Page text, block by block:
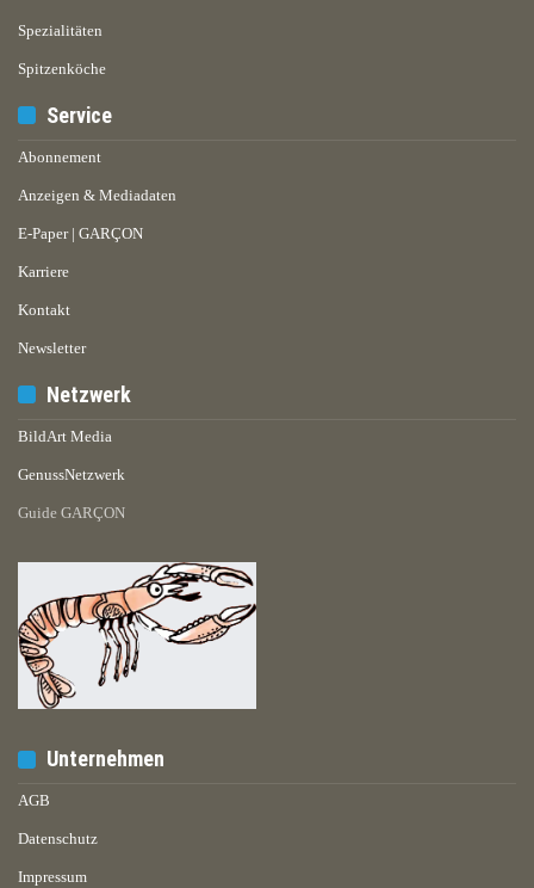
Spezialitäten
Spitzenköche
Service
Abonnement
Anzeigen & Mediadaten
E-Paper | GARÇON
Karriere
Kontakt
Newsletter
Netzwerk
BildArt Media
GenussNetzwerk
Guide GARÇON
Unternehmen
AGB
Datenschutz
Impressum